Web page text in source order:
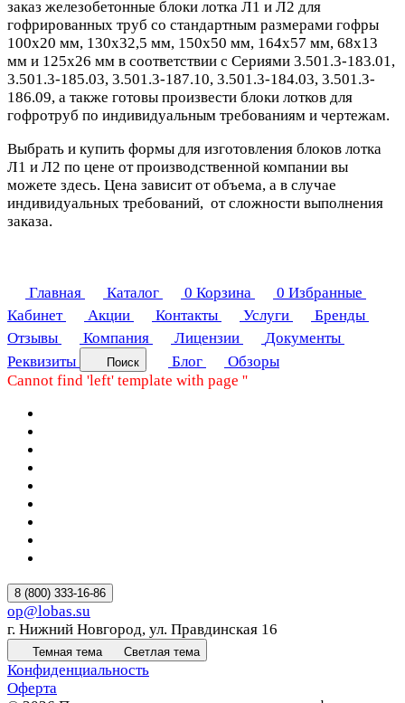
заказ железобетонные блоки лотка Л1 и Л2 для
гофрированных труб со стандартным размерами гофры
100х20 мм, 130х32,5 мм, 150х50 мм, 164x57 мм, 68х13
мм и 125х26 мм в соответствии с Сериями 3.501.3-183.01,
3.501.3-185.03, 3.501.3-187.10, 3.501.3-184.03, 3.501.3-
186.09, а также готовы произвести блоки лотков для
гофротруб по индивидуальным требованиям и чертежам.
Выбрать и купить формы для изготовления блоков лотка
Л1 и Л2 по цене от производственной компании вы
можете здесь. Цена зависит от объема, а в случае
индивидуальных требований, от сложности выполнения
заказа.
Главная Каталог 0 Корзина 0 Избранные
Кабинет
Акции Контакты Услуги
Бренды
Отзывы
Компания Лицензии
Документы
Реквизиты
Поиск Блог
Обзоры
Cannot find 'left' template with page ''
8 (800) 333-16-86
op@lobas.su
г. Нижний Новгород, ул. Правдинская 16
Темная тема Светлая тема
Конфиденциальность
Оферта